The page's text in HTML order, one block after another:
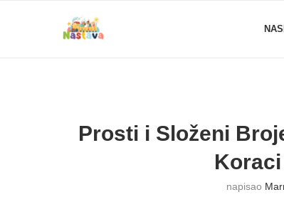
Prosti i Složeni
napisao